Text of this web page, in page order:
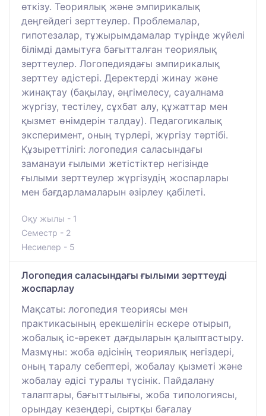
өткізу. Теориялық және эмпирикалық
деңгейдегі зерттеулер. Проблемалар,
гипотезалар, тұжырымдамалар түрінде жүйелі
білімді дамытуға бағытталған теориялық
зерттеулер. Логопедиядағы эмпирикалық
зерттеу әдістері. Деректерді жинау және
жинақтау (бақылау, әңгімелесу, сауалнама
жүргізу, тестілеу, сұхбат алу, құжаттар мен
қызмет өнімдерін талдау). Педагогикалық
эксперимент, оның түрлері, жүргізу тәртібі.
Құзыреттілігі: логопедия саласындағы
заманауи ғылыми жетістіктер негізінде
ғылыми зерттеулер жүргізудің жоспарлары
мен бағдарламаларын әзірлеу қабілеті.
Оқу жылы - 1
Семестр - 2
Несиелер - 5
Логопедия саласындағы ғылыми зерттеуді
жоспарлау
Мақсаты: логопедия теориясы мен
практикасының ерекшелігін ескере отырып,
жобалық іс-әрекет дағдыларын қалыптастыру.
Мазмұны: жоба әдісінің теориялық негіздері,
оның таралу себептері, жобалау қызметі және
жобалау әдісі туралы түсінік. Пайдалану
талаптары, бағыттылығы, жоба типологиясы,
орындау кезеңдері, сыртқы бағалау